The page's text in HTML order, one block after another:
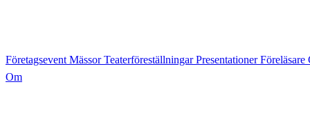
Företagsevent MässorTeaterföreställningarPresentationerFöreläsare
Om